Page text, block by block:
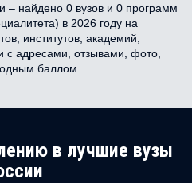
– найдено 0 вузов и 0 программ
в 2026 году на
институтов, академий,
с адресами, отзывами, фото,
баллом.
в лучшие вузы